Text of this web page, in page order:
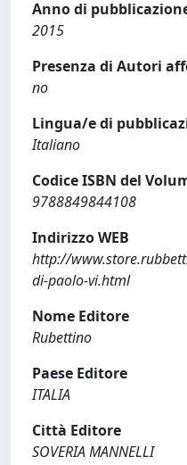
Anno di
2015
Presenza di Autori
no
Lingua/e di
Italiano
Codice ISBN del
9788849844108
Indirizzo WEB
http://
di-paolo-vi.html
Nome Editore
Rubettino
Paese Editore
ITALIA
Città Editore
SOVERIA MANNELLI